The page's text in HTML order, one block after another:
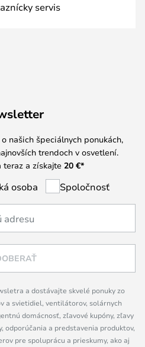
servis
našich špeciálnych ponukách,
trendoch v osvetlení.
teraz a získajte 20 €*
osoba Spoločnosť
a dostávajte skvelé ponuky zo
a svietidiel, ventilátorov, solárnych
domácnosť, zľavové kupóny, zľavy
odporúčania a predstavenia produktov,
pre spoluprácu a prieskumy, ako aj